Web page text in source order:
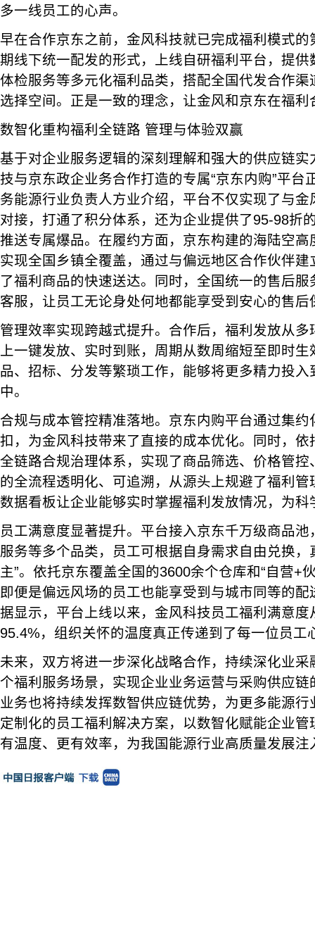
多一线员工的心声。
早在合作京东之前，金风科技就已完成福利模式
期线下统一配发的形式，上线自研福利平台，提
体检服务等多元化福利品类，搭配全国代发合作
选择空间。正是一致的理念，让金风和京东在福利
数智化重构福利全链路 管理与体验双赢
基于对企业服务逻辑的深刻理解和强大的供应链
技与京东政企业务合作打造的专属“京东内购”平台
务能源行业负责人方业介绍，平台不仅实现了与
对接，打通了积分体系，还为企业提供了95-98折
推送专属爆品。在履约方面，京东构建的海陆空
实现全国乡镇全覆盖，通过与偏远地区合作伙伴
了福利商品的快速送达。同时，全国统一的售后
客服，让员工无论身处何地都能享受到安心的售后
管理效率实现跨越式提升。合作后，福利发放从
上一键发放、实时到账，周期从数周缩短至即时
品、招标、分发等繁琐工作，能够将更多精力投
中。
合规与成本管控精准落地。京东内购平台通过集
扣，为金风科技带来了直接的成本优化。同时，依
全链路合规治理体系，实现了商品筛选、价格管
的全流程透明化、可追溯，从源头上规避了福利
数据看板让企业能够实时掌握福利发放情况，为
员工满意度显著提升。平台接入京东千万级商品
服务等多个品类，员工可根据自身需求自由兑换，
主”。依托京东覆盖全国的3600余个仓库和“自营+
即便是偏远风场的员工也能享受到与城市同等的
据显示，平台上线以来，金风科技员工福利满意度
95.4%，组织关怀的温度真正传递到了每一位员工
未来，双方将进一步深化战略合作，持续深化业
个福利服务场景，实现企业业务运营与采购供应
业务也将持续发挥数智供应链优势，为更多能源
定制化的员工福利解决方案，以数智化赋能企业
有温度、更有效率，为我国能源行业高质量发展注